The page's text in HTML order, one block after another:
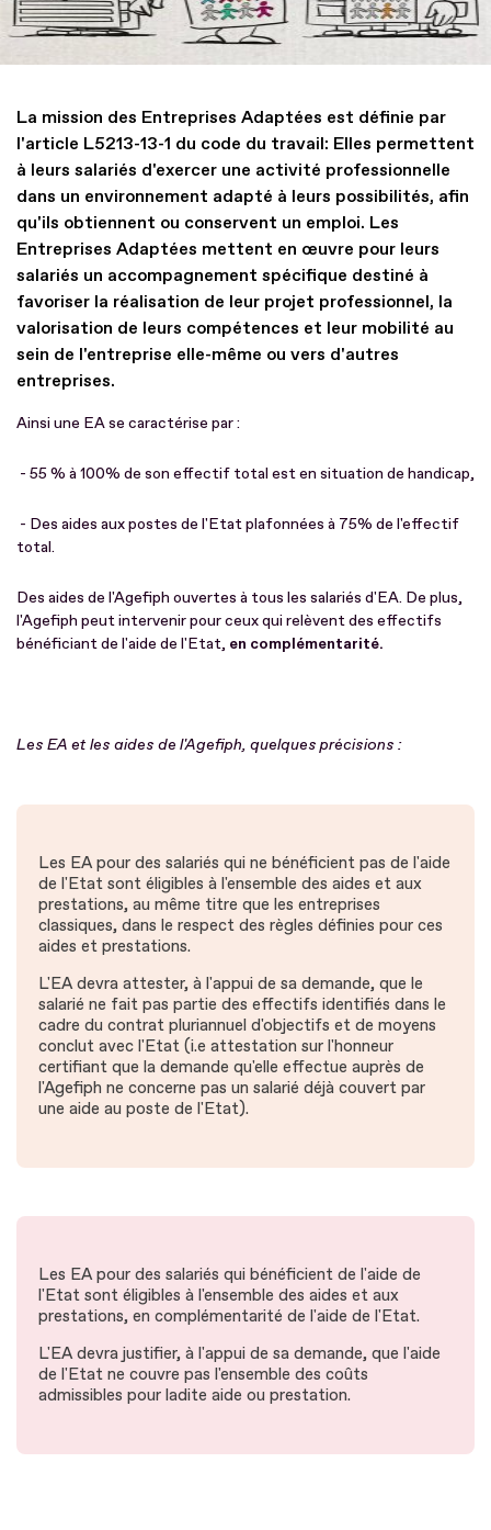
La mission des Entreprises Adaptées est définie par
l'article L5213-13-1 du code du travail: Elles permettent
à leurs salariés d'exercer une activité professionnelle
dans un environnement adapté à leurs possibilités, afin
qu'ils obtiennent ou conservent un emploi. Les
Entreprises Adaptées mettent en œuvre pour leurs
salariés un accompagnement spécifique destiné à
favoriser la réalisation de leur projet professionnel, la
valorisation de leurs compétences et leur mobilité au
sein de l'entreprise elle-même ou vers d'autres
entreprises.
Ainsi une EA se caractérise par :
- 55 % à 100% de son effectif total est en situation de handicap,
- Des aides aux postes de l'Etat plafonnées à 75% de l'effectif
total.
Des aides de l'Agefiph ouvertes à tous les salariés d'EA. De plus,
l'Agefiph peut intervenir pour ceux qui relèvent des effectifs
bénéficiant de l'aide de l'Etat, en complémentarité.
Les EA et les aides de l'Agefiph, quelques précisions :
Les EA pour des salariés qui ne bénéficient pas de l'aide
de l'Etat sont éligibles à l'ensemble des aides et aux
prestations, au même titre que les entreprises
classiques, dans le respect des règles définies pour ces
aides et prestations.
L'EA devra attester, à l'appui de sa demande, que le
salarié ne fait pas partie des effectifs identifiés dans le
cadre du contrat pluriannuel d'objectifs et de moyens
conclut avec l'Etat (i.e attestation sur l'honneur
certifiant que la demande qu'elle effectue auprès de
l'Agefiph ne concerne pas un salarié déjà couvert par
une aide au poste de l'Etat).
Les EA pour des salariés qui bénéficient de l'aide de
l'Etat sont éligibles à l'ensemble des aides et aux
prestations, en complémentarité de l'aide de l'Etat.
L'EA devra justifier, à l'appui de sa demande, que l'aide
de l'Etat ne couvre pas l'ensemble des coûts
admissibles pour ladite aide ou prestation.